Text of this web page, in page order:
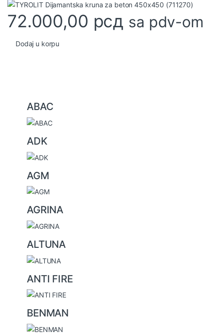
72.000,00 рсд sa pdv-om
Dodaj u korpu
ABAC
ADK
AGM
AGRINA
ALTUNA
ANTI FIRE
BENMAN